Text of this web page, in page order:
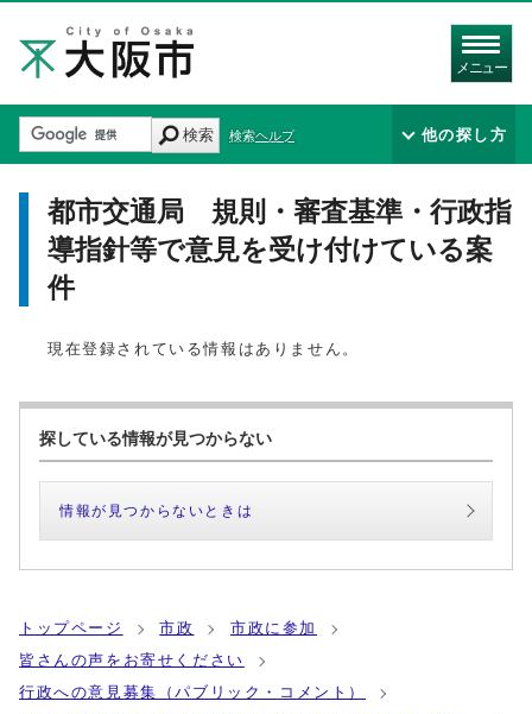
メニュー
検索 検索ヘルプ 他の探し方
都市交通局 規則・審査基準・行政指
導指針等で意見を受け付けている案
件
現在登録されている情報はありません。
探している情報が見つからない
情報が見つからないときは
トップページ 市政
市政に参加
皆さんの声をお寄せください
行政への意見募集（パブリック・コメント）